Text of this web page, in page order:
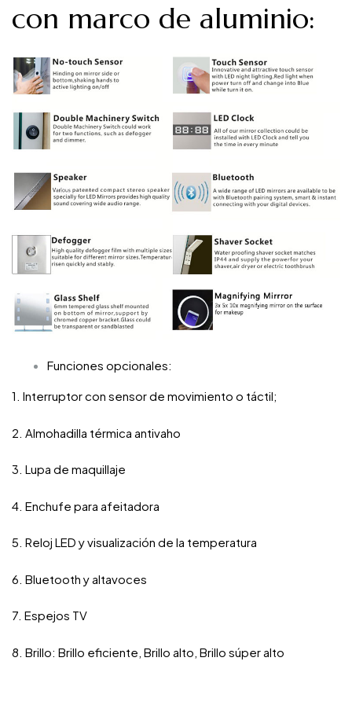
con marco de aluminio:
Funciones opcionales:
1. Interruptor con sensor de movimiento o táctil;
2. Almohadilla térmica antivaho
3. Lupa de maquillaje
4. Enchufe para afeitadora
5. Reloj LED y visualización de la temperatura
6. Bluetooth y altavoces
7. Espejos TV
8. Brillo: Brillo eficiente, Brillo alto, Brillo súper alto